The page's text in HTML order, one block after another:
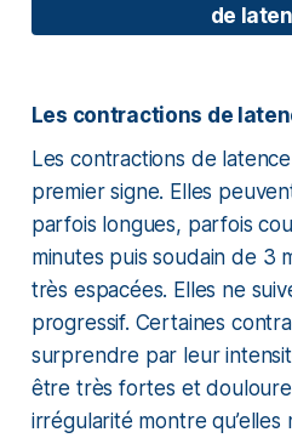
de
Les contractions de
Les contractions de
premier signe. Elles
parfois longues, parfois
minutes puis soudain de 3
très espacées. Elles ne
progressif. Certaines
surprendre par leur
être très fortes et
irrégularité montre